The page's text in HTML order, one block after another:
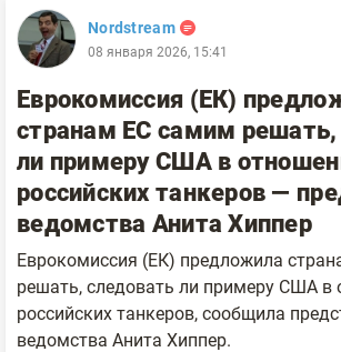
Nordstream
08 января 2026, 15:41
Еврокомиссия (ЕК)
странам ЕС самим решать,
ли примеру США в
российских танкеров —
ведомства Анита Хиппер
Еврокомиссия (ЕК) предложила
решать, следовать ли примеру США в
российских танкеров, сообщила
ведомства Анита Хиппер.